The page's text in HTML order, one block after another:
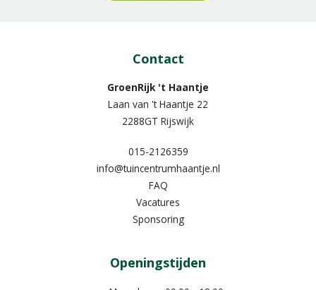
Contact
GroenRijk 't Haantje
Laan van 't Haantje 22
2288GT Rijswijk
015-2126359
info@tuincentrumhaantje.nl
FAQ
Vacatures
Sponsoring
Openingstijden